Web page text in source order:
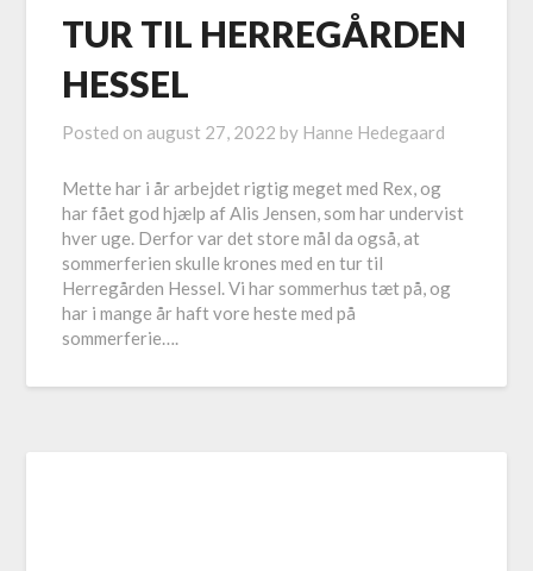
TUR TIL HERREGÅRDEN
HESSEL
Posted on august 27, 2022 by Hanne Hedegaard
Mette har i år arbejdet rigtig meget med Rex, og
har fået god hjælp af Alis Jensen, som har undervist
hver uge. Derfor var det store mål da også, at
sommerferien skulle krones med en tur til
Herregården Hessel. Vi har sommerhus tæt på, og
har i mange år haft vore heste med på
sommerferie….